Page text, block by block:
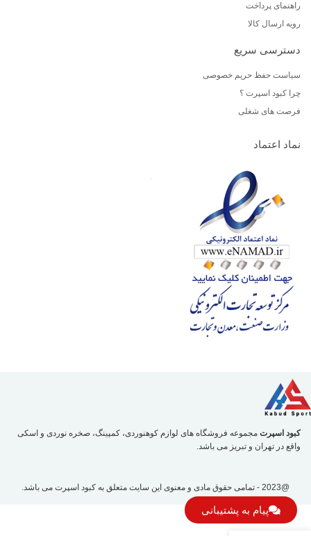
راهنمای پرداخت
رویه ارسال کالا
دسترسی سریع
سیاست حفظ حریم خصوصی
چرا کبود اسپرت ؟
فرصت های شغلی
نماد اعتماد
کبود اسپرت مجموعه فروشگاه های لوازم کوهنوردی، کمپینگ، صخره نوردی و اسکی
واقع در تهران و تبریز می باشد.
@2023 - تمامی حقوق مادی و معنوی این سایت متعلق به کبود اسپرت می باشد.
پیام به پشتیبانی